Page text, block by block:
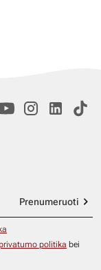
Prenumeruoti
politika bei